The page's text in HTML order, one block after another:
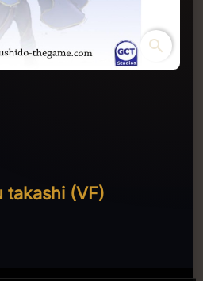
search
takashi (VF)